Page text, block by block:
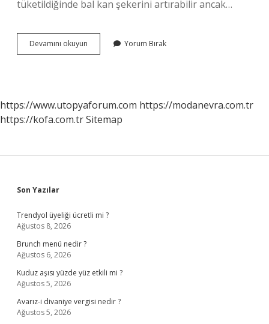
tüketildiğinde bal kan şekerini artırabilir ancak…
Devamını okuyun
Pekmez
Yorum Bırak
https://www.utopyaforum.com https://modanevra.com.tr
https://kofa.com.trSitemap
Sidebar
Son Yazılar
Trendyol üyeliği ücretli mi ?
Ağustos 8, 2026
Brunch menü nedir ?
Ağustos 6, 2026
Kuduz aşısı yüzde yüz etkili mi ?
Ağustos 5, 2026
Avarız-i divaniye vergisi nedir ?
Ağustos 5, 2026